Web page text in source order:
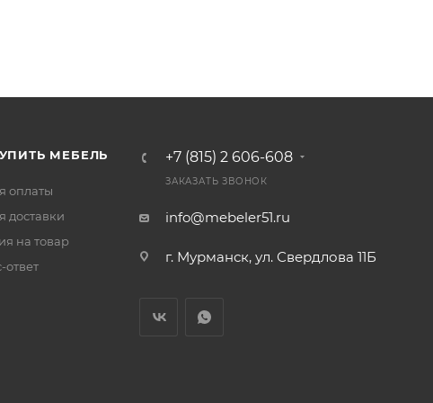
МЕБЕЛЬ
оплаты
доставки
на товар
ответ
+7 (815) 2 606-608
ЗАКАЗАТЬ ЗВОНОК
info@mebeler51.ru
г. Мурманск, ул. Свердлова 11Б